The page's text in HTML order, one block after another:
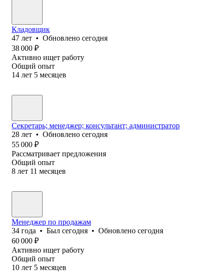
Кладовщик
47 лет • Обновлено сегодня
38 000 ₽
Активно ищет работу
Общий опыт
14 лет 5 месяцев
Секретарь; менеджер; консультант; администратор
28 лет • Обновлено сегодня
55 000 ₽
Рассматривает предложения
Общий опыт
8 лет 11 месяцев
Менеджер по продажам
34 года • Был сегодня • Обновлено сегодня
60 000 ₽
Активно ищет работу
Общий опыт
10 лет 5 месяцев